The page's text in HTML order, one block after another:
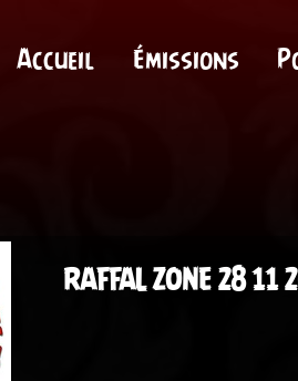
Accueil Émissions
RAFFAL ZONE 28